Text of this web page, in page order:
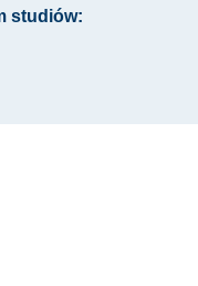
studiów: